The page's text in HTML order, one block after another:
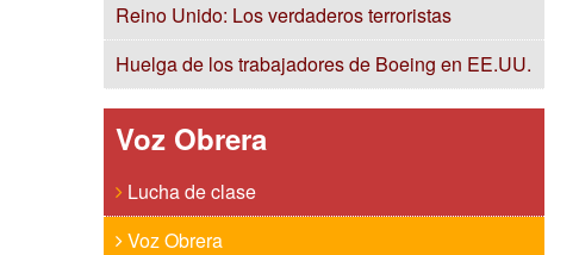
Reino Unido: Los verdaderos terroristas
Huelga de los trabajadores de Boeing en EE.UU.
Voz Obrera
Lucha de clase
Voz Obrera